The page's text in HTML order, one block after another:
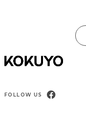
FOLLOW US